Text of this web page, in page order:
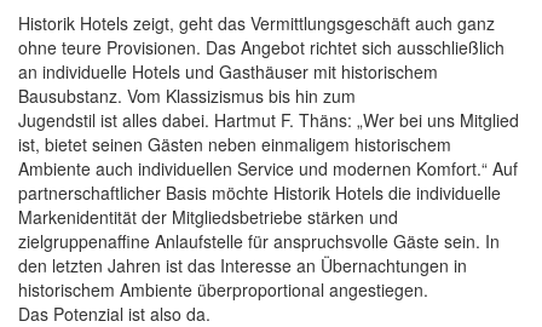
Historik Hotels zeigt, geht das Vermittlungsgeschäft auch ganz
ohne teure Provisionen. Das Angebot richtet sich ausschließlich
an individuelle Hotels und Gasthäuser mit historischem
Bausubstanz. Vom Klassizismus bis hin zum
Jugendstil ist alles dabei. Hartmut F. Thäns: „Wer bei uns Mitglied
ist, bietet seinen Gästen neben einmaligem historischem
Ambiente auch individuellen Service und modernen Komfort.“ Auf
partnerschaftlicher Basis möchte Historik Hotels die individuelle
Markenidentität der Mitgliedsbetriebe stärken und
zielgruppenaffine Anlaufstelle für anspruchsvolle Gäste sein. In
den letzten Jahren ist das Interesse an Übernachtungen in
historischem Ambiente überproportional angestiegen.
Das Potenzial ist also da.